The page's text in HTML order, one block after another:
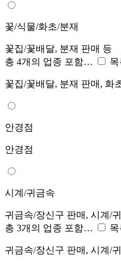
꽃/식물/화초/분재
꽃집/꽃배달, 분재 판매 등
총 4개의 업종 포함…
목
꽃집/꽃배달, 분재 판매, 화
안경점
안경점
시계/귀금속
귀금속/장신구 판매, 시계/
총 3개의 업종 포함…
목
귀금속/장신구 판매, 시계/